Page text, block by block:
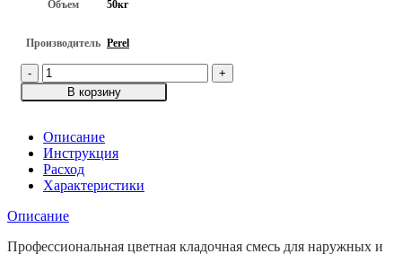
Объем 50кг
Производитель Perel
Количество
товара
Желтая
смесь
Perel
NL-
0135
кирпича
водопоглощением
В корзину
Описание
Инструкция
Расход
Характеристики
Описание
Профессиональная цветная кладочная смесь для наружных и